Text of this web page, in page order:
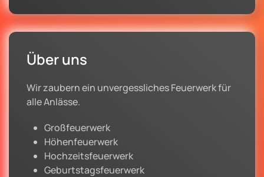
Über uns
Wir zaubern ein unvergessliches Feuerwerk für
alle Anlässe.
Großfeuerwerk
Höhenfeuerwerk
Hochzeitsfeuerwerk
Geburtstagsfeuerwerk